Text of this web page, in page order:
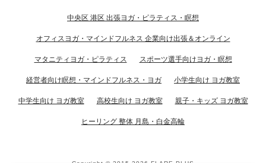
中央区 港区 出張ヨガ・ピラティス・瞑想
オフィスヨガ・マインドフルネス 企業向け出張＆オンライン
マタニティヨガ・ピラティス スポーツ選手向けヨガ・瞑想
経営者向け瞑想・マインドフルネス・ヨガ 小学生向け ヨガ教室
中学生向け ヨガ教室 高校生向け ヨガ教室 親子・キッズ ヨガ教室
ヒーリング 整体 月島・白金高輪